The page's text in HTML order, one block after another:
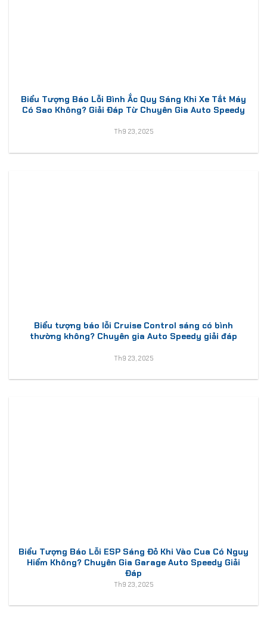
Biểu Tượng Báo Lỗi Bình Ắc Quy Sáng Khi Xe Tắt Máy
Có Sao Không? Giải Đáp Từ Chuyên Gia Auto Speedy
Th9 23, 2025
Biểu tượng báo lỗi Cruise Control sáng có bình
thường không? Chuyên gia Auto Speedy giải đáp
Th9 23, 2025
Biểu Tượng Báo Lỗi ESP Sáng Đỏ Khi Vào Cua Có Nguy
Hiểm Không? Chuyên Gia Garage Auto Speedy Giải
Đáp
Th9 23, 2025